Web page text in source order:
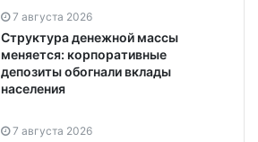
7 августа 2026
Структура денежной массы
меняется: корпоративные
депозиты обогнали вклады
населения
7 августа 2026